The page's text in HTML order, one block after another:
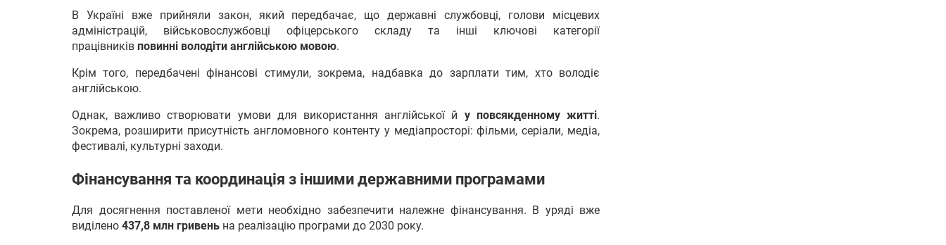
В Україні вже прийняли закон, який передбачає, що державні службовці, голови місцевих
адміністрацій, військовослужбовці офіцерського складу та інші ключові категорії
працівників повинні володіти англійською мовою.
Крім того, передбачені фінансові стимули, зокрема, надбавка до зарплати тим, хто володіє
англійською.
Однак, важливо створювати умови для використання англійської й у повсякденному житті.
Зокрема, розширити присутність англомовного контенту у медіапросторі: фільми, серіали, медіа,
фестивалі, культурні заходи.
Фінансування та координація з іншими державними програмами
Для досягнення поставленої мети необхідно забезпечити належне фінансування. В уряді вже
виділено 437,8 млн гривень на реалізацію програми до 2030 року.